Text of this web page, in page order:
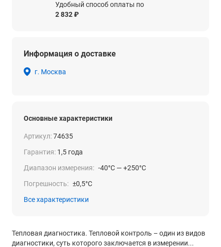
Удобный способ оплаты по
2 832 ₽
Информация о доставке
г. Москва
Основные характеристики
Артикул:74635
Гарантия: 1,5 года
Диапазон измерения: -40°С — +250°С
Погрешность: ±0,5°C
Все характеристики
Тепловая диагностика. Тепловой контроль – один из видов
диагностики, суть которого заключается в измерении...